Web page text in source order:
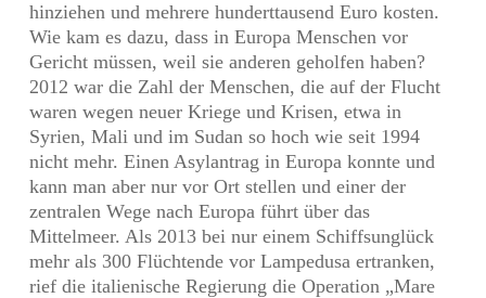
hinziehen und mehrere hunderttausend Euro kosten.
Wie kam es dazu, dass in Europa Menschen vor
Gericht müssen, weil sie anderen geholfen haben?
2012 war die Zahl der Menschen, die auf der Flucht
waren wegen neuer Kriege und Krisen, etwa in
Syrien, Mali und im Sudan so hoch wie seit 1994
nicht mehr. Einen Asylantrag in Europa konnte und
kann man aber nur vor Ort stellen und einer der
zentralen Wege nach Europa führt über das
Mittelmeer. Als 2013 bei nur einem Schiffsunglück
mehr als 300 Flüchtende vor Lampedusa ertranken,
rief die italienische Regierung die Operation „Mare